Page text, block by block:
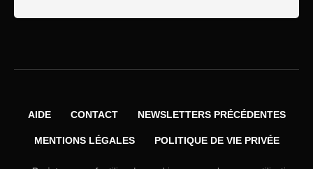
AIDE CONTACT NEWSLETTERS PRÉCÉDENTES
MENTIONS LÉGALES POLITIQUE DE VIE PRIVÉE